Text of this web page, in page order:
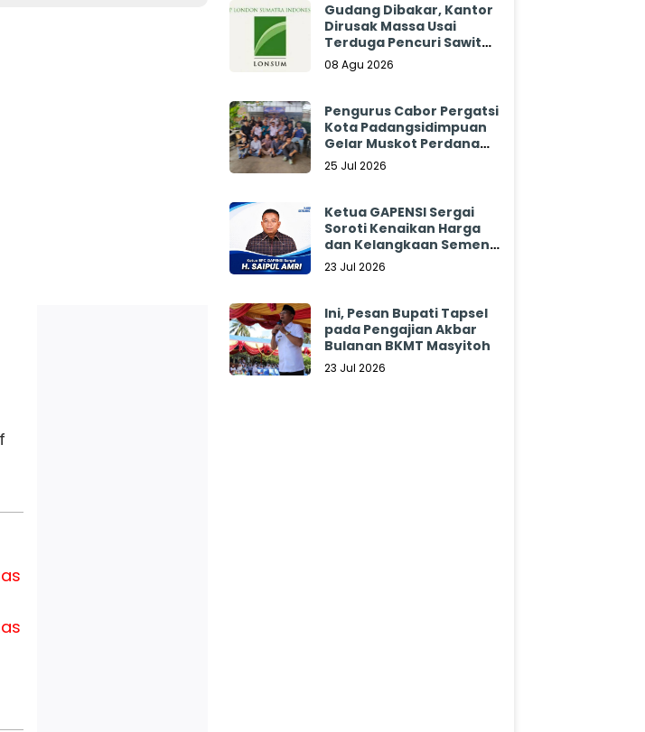
Gudang Dibakar, Kantor
Dirusak Massa Usai
Terduga Pencuri Sawit
Tewas: Manajemen
Sibulan Estate Bungkam
08 Agu 2026
Pengurus Cabor Pergatsi
Kota Padangsidimpuan
Gelar Muskot Perdana
2026 - 2030
25 Jul 2026
Ketua GAPENSI Sergai
Soroti Kenaikan Harga
dan Kelangkaan Semen,
Minta Pemerintah
23 Jul 2026
Ini, Pesan Bupati Tapsel
pada Pengajian Akbar
Bulanan BKMT Masyitoh
23 Jul 2026